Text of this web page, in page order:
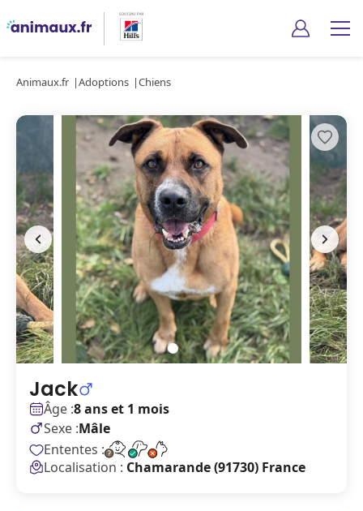
Animaux.fr Adoptions Chiens
Jack
Âge :8 ans et 1 mois
Sexe :Mâle
Ententes :
Localisation : Chamarande (91730) France